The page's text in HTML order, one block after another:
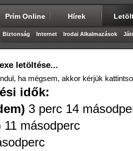
Prím Online Hírek
Biztonság Internet Irodai Alkalmazások
letöltése...
ha mégsem, akkor kérjük
idők:
3 perc 14
11 másodperc